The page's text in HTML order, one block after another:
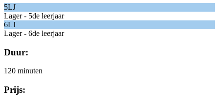
5LJ
Lager - 5de leerjaar
6LJ
Lager - 6de leerjaar
Duur:
120 minuten
Prijs: